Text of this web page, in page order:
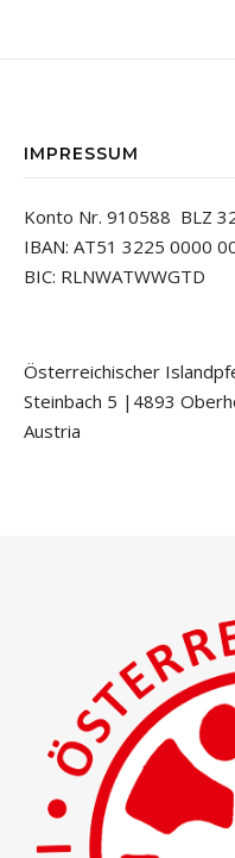
IMPRESSUM
Konto Nr. 910588 BLZ
IBAN: AT51 3225 0000
BIC: RLNWATWWGTD
Österreichischer
Steinbach 5 |4893
Austria